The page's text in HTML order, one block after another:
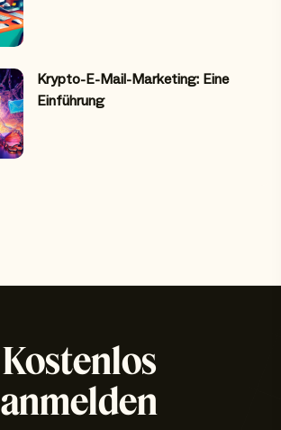
Krypto-E-Mail-Marketing: Eine
Einführung
Kostenlos
anmelden